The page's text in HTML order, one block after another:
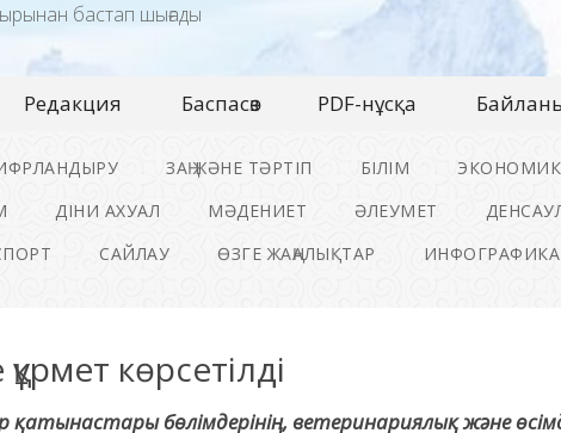
бастап шығады
Редакция Баспасөз PDF-нұсқа
ЗАҢ ЖӘНЕ ТӘРТІП БІЛІМ
ДІНИ АХУАЛ МӘДЕНИЕТ ӘЛЕУМЕТ
САЙЛАУ ӨЗГЕ ЖАҢАЛЫҚТАР ИНФОГРАФИКА
көрсетілді
бөлімдерінің, ветеринариялық және